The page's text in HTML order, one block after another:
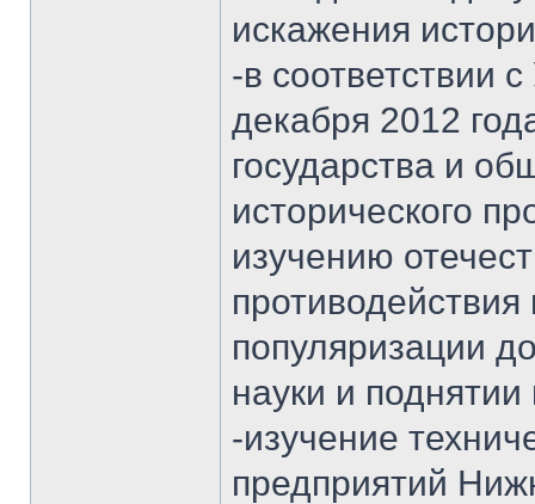
искажения
-в соответствии
декабря 2012
государства и
исторического
изучению
популяризации
науки и
-изучение
предприятий